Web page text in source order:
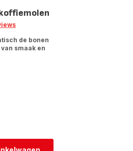
de bonen
smaak en